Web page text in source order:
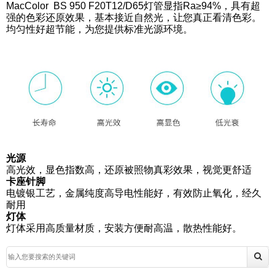
MacColor BS 950 F20T12/D65灯管显指Ra≥94%，具有超
强的色彩还原效果，基本接近自然光，让您真正看清色彩。
均匀性好超节能，为您提供标准光源环境。
光源
高光效，显色指数高，还原被照物真彩效果，视觉更舒适
卡座针脚
电镀银工艺，金属纯度高导电性能好，有效防止氧化，经久
耐用
灯体
灯体采用高质量材质，安装方便耐高温，散热性能好。